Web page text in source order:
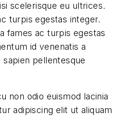
scelerisque eu ultrices.
turpis egestas integer.
fames ac turpis egestas
id venenatis a
pellentesque
non odio euismod lacinia
adipiscing elit ut aliquam